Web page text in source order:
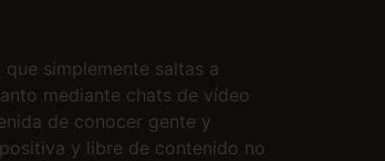
simplemente saltas a
mediante chats de vídeo
de conocer gente y
y libre de contenido no